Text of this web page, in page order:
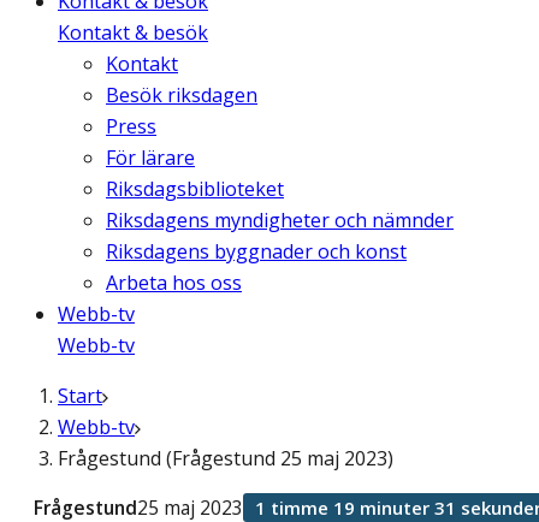
Kontakt & besök
Kontakt
Besök riksdagen
Press
För lärare
Riksdagsbiblioteket
Riksdagens myndigheter och nämnder
Riksdagens byggnader och konst
Arbeta hos oss
Webb-tv
Webb-tv
Start
Webb-tv
Frågestund (Frågestund 25 maj 2023)
Frågestund25 maj 2023 1 timme 19 minuter 31